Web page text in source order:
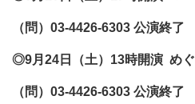
（問）03-4426-6303 公演終了
◎9月24日（土）13時開演 め
（問）03-4426-6303 公演終了